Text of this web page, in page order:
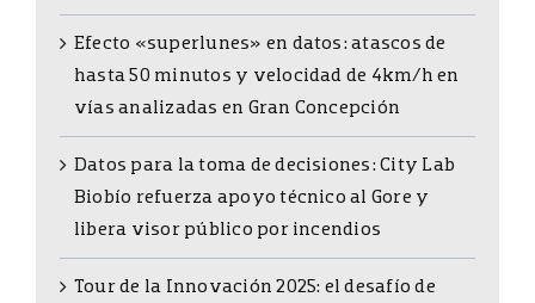
Efecto «superlunes» en datos: atascos de
hasta 50 minutos y velocidad de 4km/h en
vías analizadas en Gran Concepción
Datos para la toma de decisiones: City Lab
Biobío refuerza apoyo técnico al Gore y
libera visor público por incendios
Tour de la Innovación 2025: el desafío de